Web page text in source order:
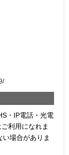
・IP電話・光電
利用になれま
場合がありま